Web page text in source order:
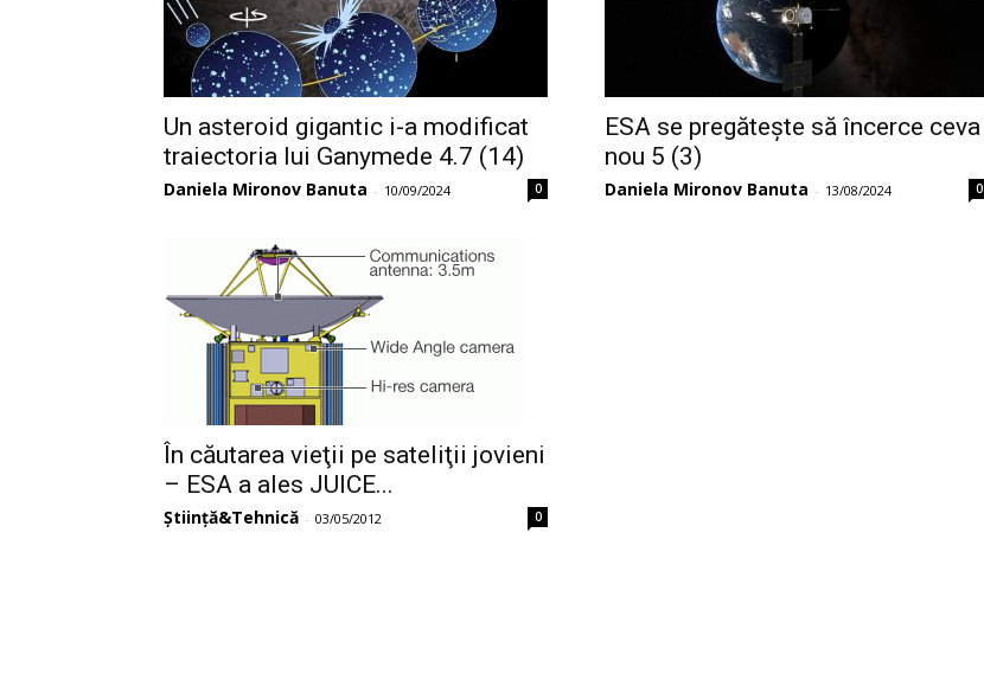
Un asteroid gigantic i-a modificat
traiectoria lui Ganymede 4.7 (14)
Daniela Mironov Banuta - 10/09/2024 0
ESA se pregătește să încerce ceva
nou 5 (3)
Daniela Mironov Banuta - 13/08/2024 0
În căutarea vieţii pe sateliţii jovieni
– ESA a ales JUICE...
Știință&Tehnică - 03/05/2012 0